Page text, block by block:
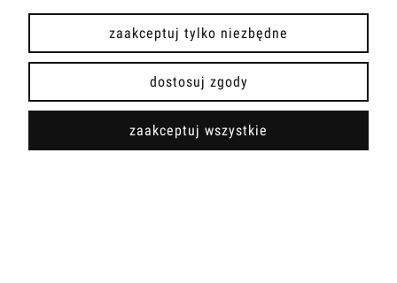
PŁATNOŚCI I DOSTAWA
pokaż pełną wersję strony
zaakceptuj tylko niezbędne
dostosuj zgody
zaakceptuj wszystkie